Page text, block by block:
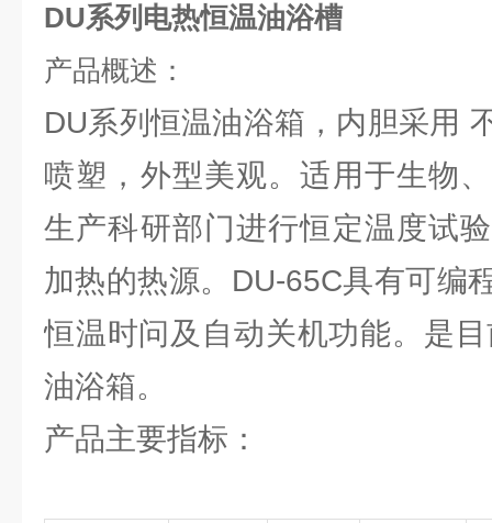
DU系列电热恒温油浴槽
产品概述：
DU系列恒温油浴箱，内胆采用
喷塑，外型美观。适用于生物
生产科研部门进行恒定温度试
加热的热源。DU-65C具有可编
恒温时问及自动关机功能。是
油浴箱。
产品主要指标：